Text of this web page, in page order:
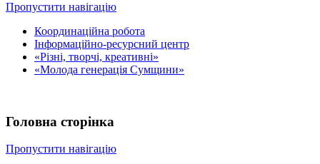
Пропустити навігацію
Координаційна робота
Інформаційно-ресурсний центр
«Різні, творчі, креативні»
«Молода генерація Сумщини»
Головна сторінка
Пропустити навігацію